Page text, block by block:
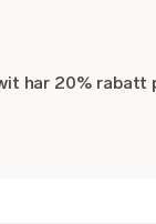
har 20% rabatt